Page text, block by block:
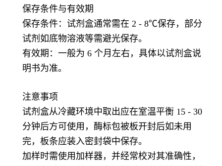
保存条件与有效期
保存条件：试剂盒通常需在 2 - 8℃保存，部分
试剂如底物溶液等需避光保存。
有效期：一般为 6 个月左右，具体以试剂盒说
明书为准。
注意事项
试剂盒从冷藏环境中取出应在室温平衡 15 - 30
分钟后方可使用，酶标包被板开封后如未用
完，板条应装入密封袋中保存。
加样时需使用加样器，并经常校对其准确性，